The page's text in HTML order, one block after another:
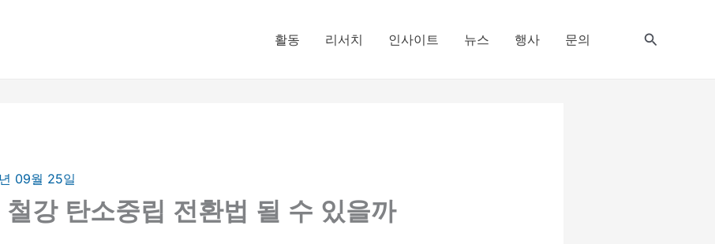
활동 리서치 인사이트 뉴스 행사 문의
검
09월 25일
강 탄소중립 전환법 될 수 있을까